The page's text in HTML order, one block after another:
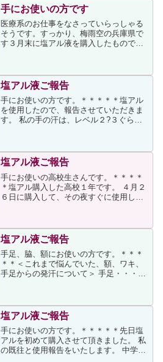
ベルは１?２の間くらい...
手にお使いの方です
医療系のお仕事をなさっていらっしゃる
そうです。すっかり、梅雨空の兵庫県で
す３月末に塩アル液を購入したもので
らい）に寝る前に塗る程度で大量の汗を
出すことなく過ごせていま...
塩アル液ご報告
手にお使いの方です。＊＊＊＊＊塩アル
を使用したので、報告させていただきま
す。 私の手の汗は、レベル２?３ぐらい
てで、液をつけすぎてしまい、また、手
に神経が集中したのか、...
塩アル液ご報告
手にお使いの高校生さんです。＊＊＊＊
＊塩アル購入した高校１年です。 ４月２
６日に購入して、その夜すぐに使用しま
る前に手に少しずつ、手にすり込むよう
にして、すり込んでは乾...
塩アル液ご報告
手足、脇、額にお使いの方です。＊＊＊
＊＊＜これまで悩んでいた、額、ワキ、
手足からの発汗について＞ 手足・・・年
ついては、冬にもかかわらず、常にぐっ
しょり。つらいのは人と...
塩アル液ご報告
手にお使いの方です。＊＊＊＊＊先日塩
アルを初めて購入させて頂きました。 私
の既往と使用報告をいたします。 中学生